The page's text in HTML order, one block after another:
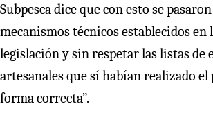
Subpesca dice que con esto se
mecanismos técnicos establecidos en
legislación y sin respetar las listas de
artesanales que sí habían realizado el
forma correcta”.